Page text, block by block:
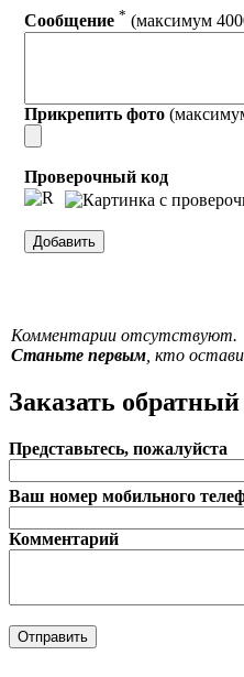
Сообщение * (максимум
Прикрепить фото
Проверочный код
Комментарии отсутствуют.
Станьте первым, кто
Заказать
Представьтесь, пожалуйста
Ваш номер мобильного
Комментарий